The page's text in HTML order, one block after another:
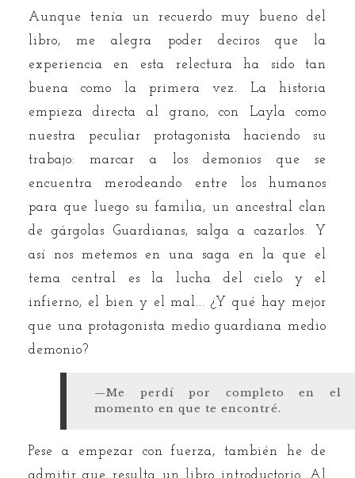
Aunque tenía un recuerdo muy bueno del
libro, me alegra poder deciros que la
experiencia en esta relectura ha sido tan
buena como la primera vez. La historia
empieza directa al grano, con Layla como
nuestra peculiar protagonista haciendo su
trabajo: marcar a los demonios que se
encuentra merodeando entre los humanos
para que luego su familia, un ancestral clan
de gárgolas Guardianas, salga a cazarlos. Y
así nos metemos en una saga en la que el
tema central es la lucha del cielo y el
infierno, el bien y el mal... ¿Y qué hay mejor
que una protagonista medio guardiana medio
demonio?
—Me perdí por completo en el
momento en que te encontré.
Pese a empezar con fuerza, también he de
admitir que resulta un libro introductorio. Al